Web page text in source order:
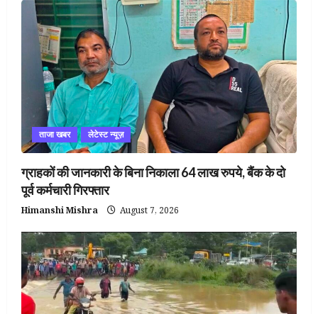
ताजा खबर लेटेस्ट न्यूज़
ग्राहकों की जानकारी के बिना निकाला 64 लाख रुपये, बैंक के दो
पूर्व कर्मचारी गिरफ्तार
Himanshi Mishra August 7, 2026